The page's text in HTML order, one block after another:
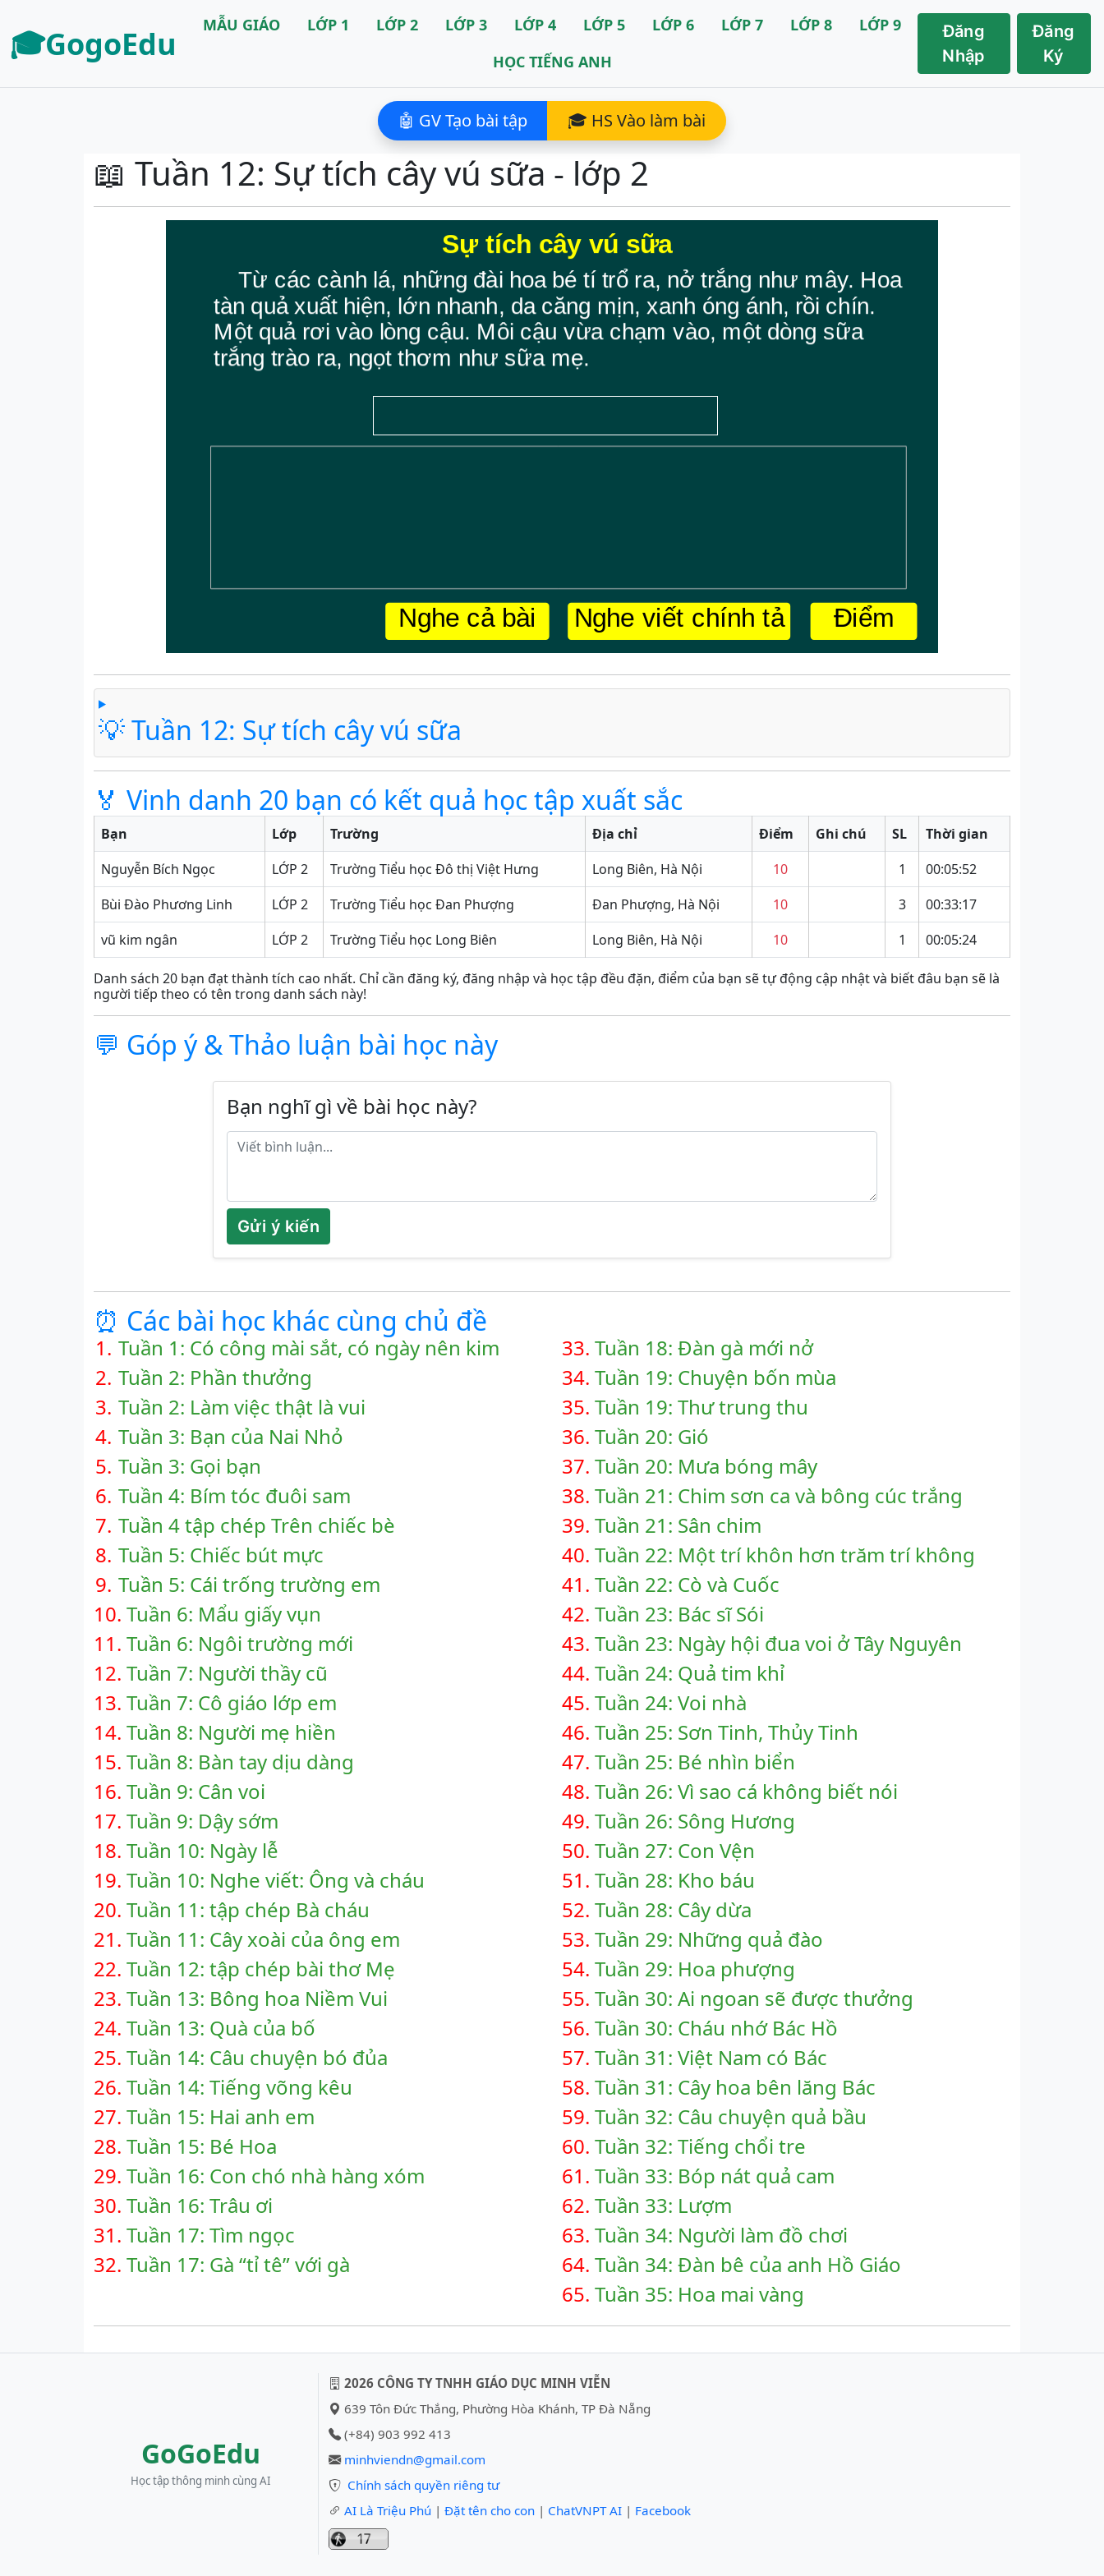
🎓GogoEdu MẪU GIÁO LỚP 1 LỚP 2 LỚP 3 LỚP 4 LỚP 5 LỚP 6 LỚP 7 LỚP 8
LỚP 9
HỌC TIẾNG ANH
Đăng
Nhập
Đăng
Ký
🤖 GV Tạo bài tập 🎓 HS Vào làm bài
📖 Tuần 12: Sự tích cây vú sữa - lớp 2
💡 Tuần 12: Sự tích cây vú sữa
🏅 Vinh danh 20 bạn có kết quả học tập xuất sắc
Bạn Lớp Trường Địa chỉ Điểm Ghi chú SL
Thời gian
Nguyễn Bích Ngọc
LỚP 2 Trường Tiểu học Đô thị Việt Hưng Long Biên, Hà Nội 10 1
00:05:52
Bùi Đào Phương Linh
LỚP 2 Trường Tiểu học Đan Phượng Đan Phượng, Hà Nội 10 3
00:33:17
vũ kim ngân
LỚP 2 Trường Tiểu học Long Biên Long Biên, Hà Nội 10 1 00:05:24
Danh sách 20 bạn đạt thành tích cao nhất. Chỉ cần đăng ký, đăng nhập và học tập đều đặn, điểm của bạn sẽ tự động cập nhật và biết đâu bạn sẽ là
người tiếp theo có tên trong danh sách này!
💬 Góp ý & Thảo luận bài học này
Bạn nghĩ gì về bài học này?
Gửi ý kiến
⏰ Các bài học khác cùng chủ đề
1. Tuần 1: Có công mài sắt, có ngày nên kim
2. Tuần 2: Phần thưởng
3. Tuần 2: Làm việc thật là vui
4. Tuần 3: Bạn của Nai Nhỏ
5. Tuần 3: Gọi bạn
6. Tuần 4: Bím tóc đuôi sam
7. Tuần 4 tập chép Trên chiếc bè
8. Tuần 5: Chiếc bút mực
9. Tuần 5: Cái trống trường em
10. Tuần 6: Mẩu giấy vụn
11. Tuần 6: Ngôi trường mới
12. Tuần 7: Người thầy cũ
13. Tuần 7: Cô giáo lớp em
14. Tuần 8: Người mẹ hiền
15. Tuần 8: Bàn tay dịu dàng
16. Tuần 9: Cân voi
17. Tuần 9: Dậy sớm
18. Tuần 10: Ngày lễ
19. Tuần 10: Nghe viết: Ông và cháu
20. Tuần 11: tập chép Bà cháu
21. Tuần 11: Cây xoài của ông em
22. Tuần 12: tập chép bài thơ Mẹ
23. Tuần 13: Bông hoa Niềm Vui
24. Tuần 13: Quà của bố
25. Tuần 14: Câu chuyện bó đủa
26. Tuần 14: Tiếng võng kêu
27. Tuần 15: Hai anh em
28. Tuần 15: Bé Hoa
29. Tuần 16: Con chó nhà hàng xóm
30. Tuần 16: Trâu ơi
31. Tuần 17: Tìm ngọc
32. Tuần 17: Gà “tỉ tê” với gà
33. Tuần 18: Đàn gà mới nở
34. Tuần 19: Chuyện bốn mùa
35. Tuần 19: Thư trung thu
36. Tuần 20: Gió
37. Tuần 20: Mưa bóng mây
38. Tuần 21: Chim sơn ca và bông cúc trắng
39. Tuần 21: Sân chim
40. Tuần 22: Một trí khôn hơn trăm trí không
41. Tuần 22: Cò và Cuốc
42. Tuần 23: Bác sĩ Sói
43. Tuần 23: Ngày hội đua voi ở Tây Nguyên
44. Tuần 24: Quả tim khỉ
45. Tuần 24: Voi nhà
46. Tuần 25: Sơn Tinh, Thủy Tinh
47. Tuần 25: Bé nhìn biển
48. Tuần 26: Vì sao cá không biết nói
49. Tuần 26: Sông Hương
50. Tuần 27: Con Vện
51. Tuần 28: Kho báu
52. Tuần 28: Cây dừa
53. Tuần 29: Những quả đào
54. Tuần 29: Hoa phượng
55. Tuần 30: Ai ngoan sẽ được thưởng
56. Tuần 30: Cháu nhớ Bác Hồ
57. Tuần 31: Việt Nam có Bác
58. Tuần 31: Cây hoa bên lăng Bác
59. Tuần 32: Câu chuyện quả bầu
60. Tuần 32: Tiếng chổi tre
61. Tuần 33: Bóp nát quả cam
62. Tuần 33: Lượm
63. Tuần 34: Người làm đồ chơi
64. Tuần 34: Đàn bê của anh Hồ Giáo
65. Tuần 35: Hoa mai vàng
GoGoEdu
Học tập thông minh cùng AI
2026 CÔNG TY TNHH GIÁO DỤC MINH VIỄN
639 Tôn Đức Thắng, Phường Hòa Khánh, TP Đà Nẵng
(+84) 903 992 413
minhviendn@gmail.com
Chính sách quyền riêng tư
AI Là Triệu Phú | Đặt tên cho con | ChatVNPT AI | Facebook